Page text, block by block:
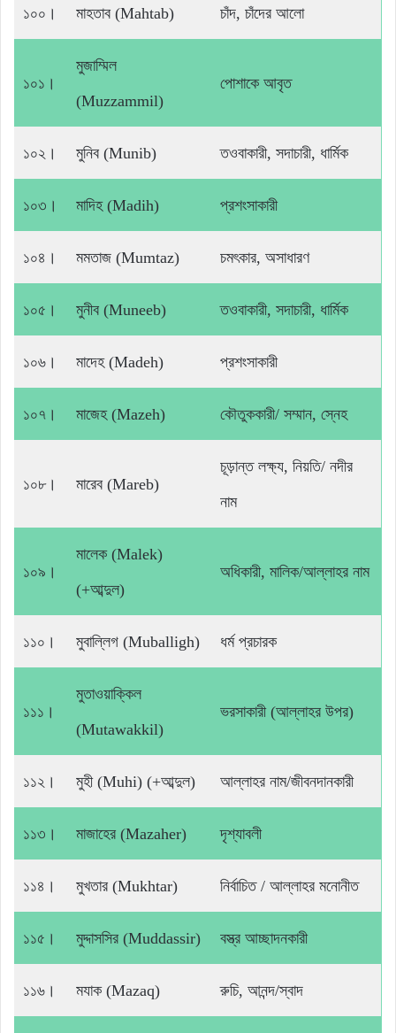
১০০। মাহতাব (Mahtab) চাঁদ, চাঁদের আলো
১০১।
মুজাম্মিল
(Muzzammil)
পোশাকে আবৃত
১০২। মুনিব (Munib) তওবাকারী, সদাচারী, ধার্মিক
১০৩। মাদিহ (Madih) প্রশংসাকারী
১০৪। মমতাজ (Mumtaz) চমৎকার, অসাধারণ
১০৫। মুনীব (Muneeb) তওবাকারী, সদাচারী, ধার্মিক
১০৬। মাদেহ (Madeh) প্রশংসাকারী
১০৭। মাজেহ (Mazeh) কৌতুককারী/ সম্মান, স্নেহ
১০৮। মারেব (Mareb)
চূড়ান্ত লক্ষ্য, নিয়তি/ নদীর
নাম
১০৯।
মালেক (Malek)
(+আব্দুল)
অধিকারী, মালিক/আল্লাহর নাম
১১০। মুবাল্লিগ (Muballigh) ধর্ম প্রচারক
১১১।
মুতাওয়াক্কিল
(Mutawakkil)
ভরসাকারী (আল্লাহর উপর)
১১২। মুহী (Muhi) (+আব্দুল) আল্লাহর নাম/জীবনদানকারী
১১৩। মাজাহের (Mazaher) দৃশ্যাবলী
১১৪। মুখতার (Mukhtar) নির্বাচিত / আল্লাহর মনোনীত
১১৫। মুদ্দাসসির (Muddassir) বস্ত্র আচ্ছাদনকারী
১১৬। মযাক (Mazaq) রুচি, আনন্দ/স্বাদ